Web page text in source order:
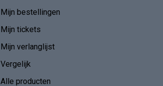
Mijn bestellingen
Mijn tickets
Mijn verlanglijst
Vergelijk
Alle producten